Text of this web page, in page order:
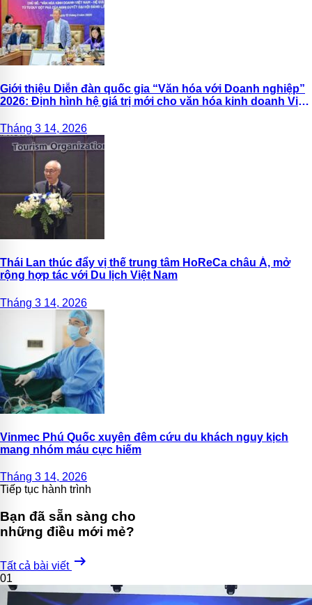
Giới thiệu Diễn đàn quốc gia “Văn hóa với Doanh nghiệp”
2026: Định hình hệ giá trị mới cho văn hóa kinh doanh Việt
Tháng 3 14, 2026
Thái Lan thúc đẩy vị thế trung tâm HoReCa châu Á, mở
rộng hợp tác với Du lịch Việt Nam
Tháng 3 14, 2026
Vinmec Phú Quốc xuyên đêm cứu du khách nguy kịch
mang nhóm máu cực hiếm
Tháng 3 14, 2026
Tiếp tục hành trình
Bạn đã sẵn sàng cho
những điều mới mẻ?
Tất cả bài viết arrow_right_alt
01